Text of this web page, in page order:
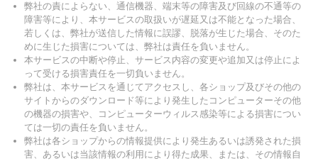
弊社の責によらない、通信機器、端末等の障害及び回線の不通等の
障害等により、本サービスの取扱いが遅延又は不能となった場合、
若しくは、弊社が送信した情報に誤謬、脱落が生じた場合、そのた
めに生じた損害については、弊社は責任を負いません。
本サービスの中断や停止、サービス内容の変更や追加又は停止によ
って受ける損害責任を一切負いません。
弊社は、本サービスを通じてアクセスし、各ショップ及びその他の
サイトからのダウンロード等により発生したコンピューターその他
の機器の損害や、コンピューターウィルス感染等による損害につい
ては一切の責任を負いません。
弊社は各ショップからの情報提供により発生あるいは誘発された損
害、あるいは当該情報の利用により得た成果、または、その情報自